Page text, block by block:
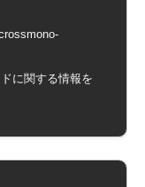
に関する情報を